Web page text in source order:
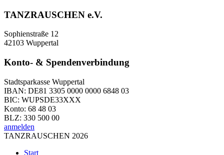
TANZRAUSCHEN e.V.
Sophienstraße 12
42103 Wuppertal
Konto- & Spendenverbindung
Stadtsparkasse Wuppertal
IBAN: DE81 3305 0000 0000 6848 03
BIC: WUPSDE33XXX
Konto: 68 48 03
BLZ: 330 500 00
anmelden
TANZRAUSCHEN 2026
Start